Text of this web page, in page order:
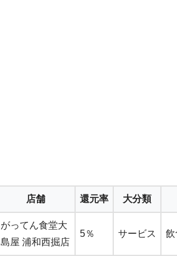
店舗 還元率 大分類
がってん食堂大
島屋 浦和西掘店
5％ サービス 飲